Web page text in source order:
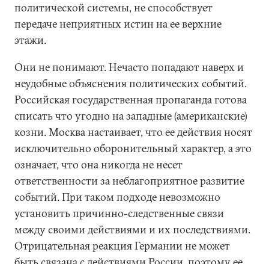
политической системы, не способствует
передаче неприятных истин на ее верхние
этажи.
Они не понимают. Нечасто попадают наверх и
неудобные объяснения политических событий.
Российская государственная пропаганда готова
списать что угодно на западные (американские)
козни. Москва настаивает, что ее действия носят
исключительно оборонительный характер, а это
означает, что она никогда не несет
ответственности за неблагоприятное развитие
событий. При таком подходе невозможно
установить причинно-следственные связи
между своими действиями и их последствиями.
Отрицательная реакция Германии не может